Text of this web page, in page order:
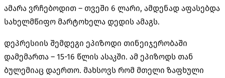
ამარა ვრჩებოდით – თვეში 6 ლარი, ამდენად აფასებდა
სახელმწიფო მარტოხელა დედის ამაგს.
დეპრესიის შემდეგი ეპიზოდი თინეიჯერობაში
დამემართა – 15-16 წლის ასაკში. ამ ეპიზოდს თან
ბულემიაც დაერთო. მახსოვს რომ მთელი ზაფხული